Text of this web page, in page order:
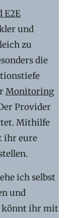
E2E
und
zu
die
Monitoring
Provider
Mithilfe
ihr eure
ich selbst
und
könnt ihr mit